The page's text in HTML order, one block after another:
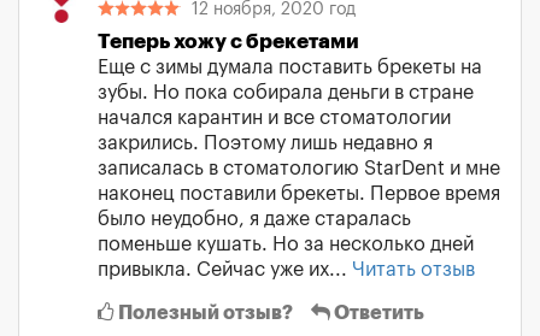
12 ноября, 2020 год
Теперь хожу с брекетами
Еще с зимы думала поставить брекеты на
зубы. Но пока собирала деньги в стране
начался карантин и все стоматологии
закрились. Поэтому лишь недавно я
записалась в стоматологию StarDent и мне
наконец поставили брекеты. Первое время
было неудобно, я даже старалась
поменьше кушать. Но за несколько дней
привыкла. Сейчас уже их... Читать отзыв
Полезный отзыв? Ответить